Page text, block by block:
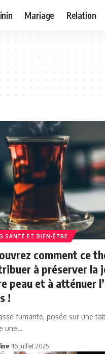
Mariage Relation
SANTÉ ET BIEN-ÊTRE
comment ce
à préserver la
peau et à atténuer
!
fumante, posée sur une
une…
16 juillet 2025